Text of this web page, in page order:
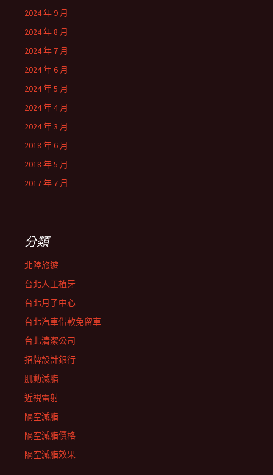
2024 年 9 月
2024 年 8 月
2024 年 7 月
2024 年 6 月
2024 年 5 月
2024 年 4 月
2024 年 3 月
2018 年 6 月
2018 年 5 月
2017 年 7 月
分類
北陸旅遊
台北人工植牙
台北月子中心
台北汽車借款免留車
台北清潔公司
招牌設計銀行
肌動減脂
近視雷射
隔空減脂
隔空減脂價格
隔空減脂效果